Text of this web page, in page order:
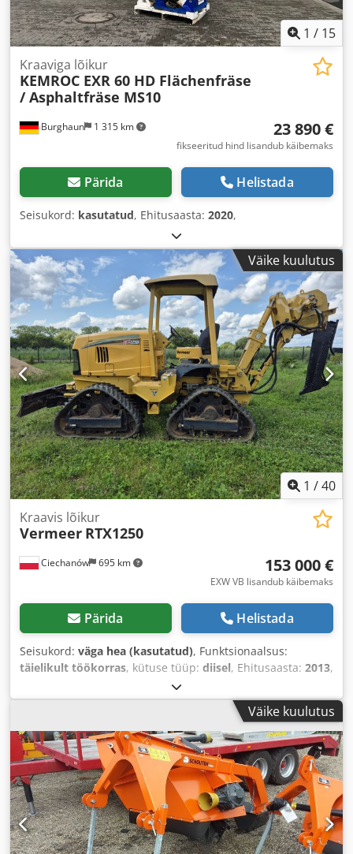
1 / 15
Burghaun 1 315 km
Kraaviga lõikur
KEMROC EXR 60 HD Flächenfräse
/ Asphaltfräse MS10
23 890 €
fikseeritud hind lisandub käibemaks
Pärida Helistada
Seisukord: kasutatud, Ehitusaasta: 2020,
Väike kuulutus
1 /40
Ciechanów 695 km
Kraavis lõikur
Vermeer RTX1250
153 000 €
EXW VB lisandub käibemaks
Pärida Helistada
Seisukord: väga hea (kasutatud), Funktsionaalsus:
täielikult töökorras, kütuse tüüp: diisel, Ehitusaasta: 2013,
Väike kuulutus